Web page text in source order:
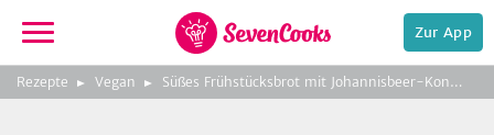
zur
Startseite
Zur App
Rezepte Vegan Süßes Frühstücksbrot mit Johannisbeer-Konfitüre
Foto: SevenCooks
Foto: SevenCooks
Bild
3
zeigen
Foto: SevenCooks